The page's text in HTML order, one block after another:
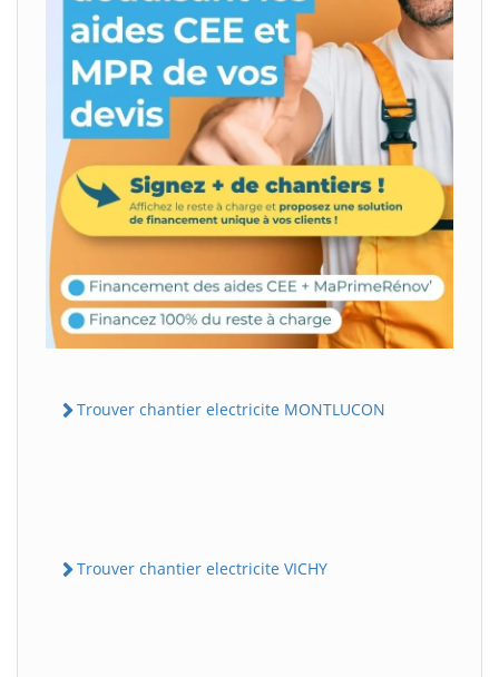
Trouver chantier electricite MONTLUCON
Trouver chantier electricite VICHY